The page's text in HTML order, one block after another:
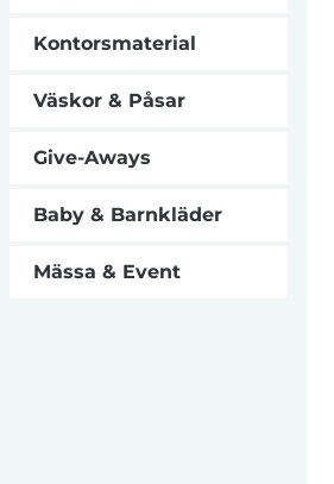
Kontorsmaterial
Väskor & Påsar
Give-Aways
Baby & Barnkläder
Mässa & Event